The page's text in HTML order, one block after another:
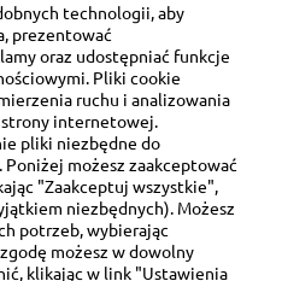
8 lok. 57/58
Łódź
SIĘ Z NAMI:
technologii, aby
prezentować
oraz udostępniać funkcje
Pliki cookie
ruchu i analizowania
strony internetowej.
pliki niezbędne do
Poniżej możesz zaakceptować
"Zaakceptuj wszystkie",
niezbędnych). Możesz
potrzeb, wybierając
możesz w dowolny
klikając w link "Ustawienia